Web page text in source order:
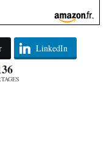
LinkedIn